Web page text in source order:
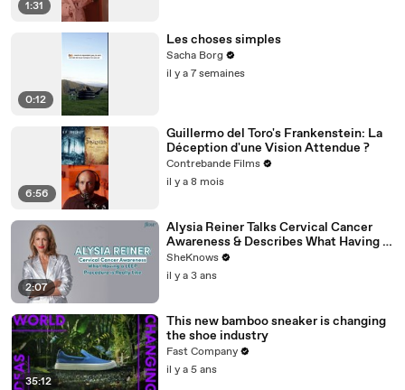
1:31
0:12
Les choses simples
Sacha Borg
il y a 7 semaines
6:56
Guillermo del Toro's Frankenstein: La
Déception d'une Vision Attendue ?
Contrebande Films
il y a 8 mois
2:07
Alysia Reiner Talks Cervical Cancer
Awareness & Describes What Having a
LEEP Procedure is Really Like
SheKnows
il y a 3 ans
35:12
This new bamboo sneaker is changing
the shoe industry
Fast Company
il y a 5 ans